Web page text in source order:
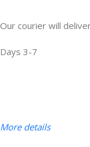
Our courier will
3-7 Days
More details